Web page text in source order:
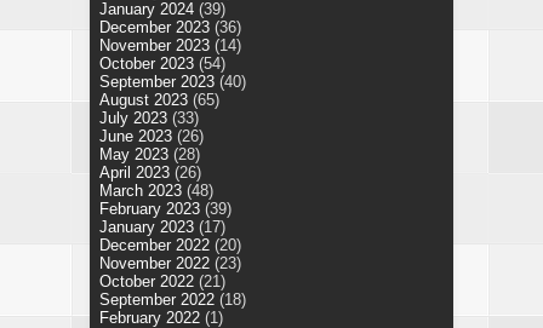
January 2024 (39)
December 2023 (36)
November 2023 (14)
October 2023 (54)
September 2023 (40)
August 2023 (65)
July 2023 (33)
June 2023 (26)
May 2023 (28)
April 2023 (26)
March 2023 (48)
February 2023 (39)
January 2023 (17)
December 2022 (20)
November 2022 (23)
October 2022 (21)
September 2022 (18)
February 2022 (1)